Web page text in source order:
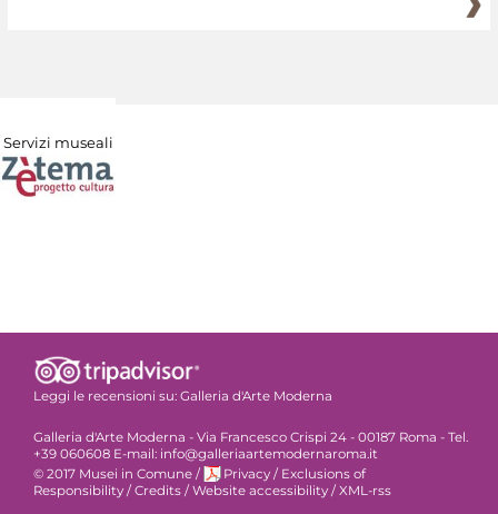
Servizi museali
Leggi le recensioni su: Galleria d'Arte Moderna
Galleria d'Arte Moderna - Via Francesco Crispi 24 - 00187 Roma - Tel.
+39 060608 E-mail: info@galleriaartemodernaroma.it
© 2017 Musei in Comune / Privacy / Exclusions of
Responsibility /Credits /Website accessibility /XML-rss